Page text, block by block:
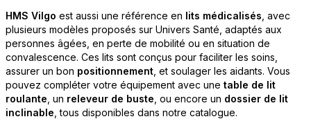
HMS Vilgo est aussi une référence en lits médicalisés , avec
plusieurs modèles proposés sur Univers Santé, adaptés aux
personnes âgées, en perte de mobilité ou en situation de
convalescence. Ces lits sont conçus pour faciliter les soins,
assurer un bon positionnement , et soulager les aidants. Vous
pouvez compléter votre équipement avec une table de lit
roulante , un releveur de buste , ou encore un dossier de lit
inclinable , tous disponibles dans notre catalogue.